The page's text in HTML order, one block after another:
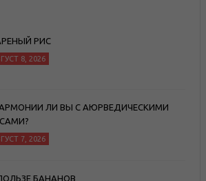
РИС
8, 2026
ЛИ ВЫ С АЮРВЕДИЧЕСКИМИ
7, 2026
БАНАНОВ